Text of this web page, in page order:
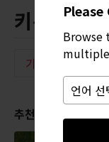
Browse
키워드
기타 기차역
추천 콘텐츠